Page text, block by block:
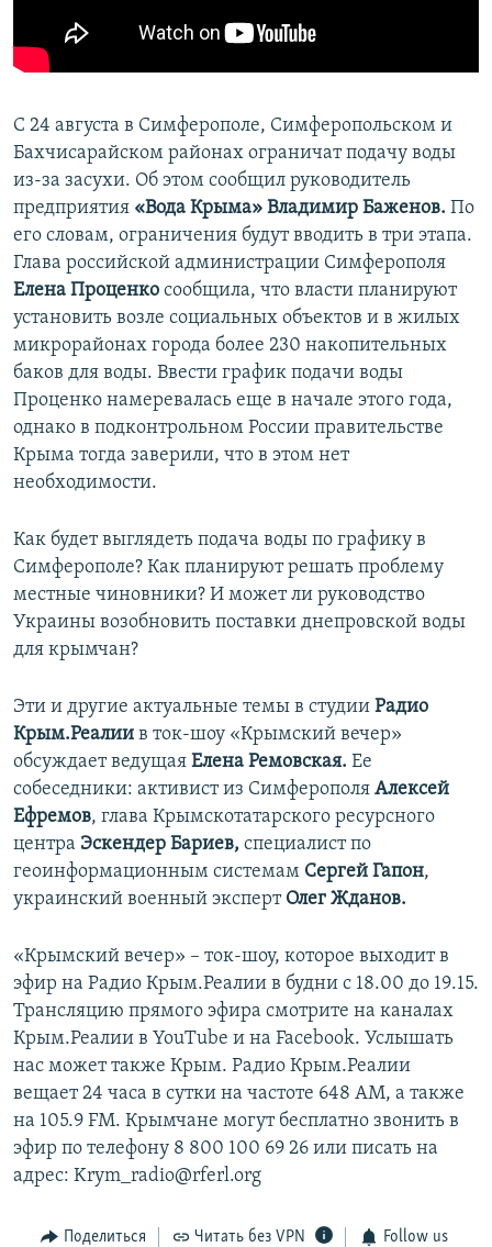
ПОБЕДИТЕЛЕЙ НЕ СУДЯТ?
КРЫМ.НЕПОКОРЕННЫЙ
УКРАИНСКАЯ ПРОБЛЕМА КРЫМА
ПРИСОЕДИНЯЙТЕСЬ!
Все сайты RFE/RL
С 24 августа в Симферополе, Симферопольском и
Бахчисарайском районах ограничат подачу воды
из-за засухи. Об этом сообщил руководитель
предприятия «Вода Крыма» Владимир Баженов. По
его словам, ограничения будут вводить в три этапа.
Глава российской администрации Симферополя
Елена Проценко сообщила, что власти планируют
установить возле социальных объектов и в жилых
микрорайонах города более 230 накопительных
баков для воды. Ввести график подачи воды
Проценко намеревалась еще в начале этого года,
однако в подконтрольном России правительстве
Крыма тогда заверили, что в этом нет
необходимости.
Как будет выглядеть подача воды по графику в
Симферополе? Как планируют решать проблему
местные чиновники? И может ли руководство
Украины возобновить поставки днепровской воды
для крымчан?
Эти и другие актуальные темы в студии Радио
Крым.Реалии в ток-шоу «Крымский вечер»
обсуждает ведущая Елена Ремовская. Ее
собеседники: активист из Симферополя Алексей
Ефремов, глава Крымскотатарского ресурсного
центра Эскендер Бариев, специалист по
геоинформационным системам Сергей Гапон,
украинский военный эксперт Олег Жданов.
«Крымский вечер» – ток-шоу, которое выходит в
эфир на Радио Крым.Реалии в будни с 18.00 до 19.15.
Трансляцию прямого эфира смотрите на каналах
Крым.Реалии в YouTube и на Facebook. Услышать
нас может также Крым. Радио Крым.Реалии
вещает 24 часа в сутки на частоте 648 АМ, а также
на 105.9 FM. Крымчане могут бесплатно звонить в
эфир по телефону 8 800 100 69 26 или писать на
адрес: Krym_radio@rferl.org
Поделиться Читать без VPN Follow us